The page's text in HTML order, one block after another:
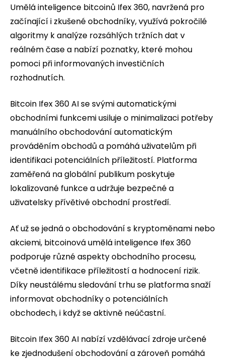
Umělá inteligence bitcoinů Ifex 360, navržená pro
začínající i zkušené obchodníky, využívá pokročilé
algoritmy k analýze rozsáhlých tržních dat v
reálném čase a nabízí poznatky, které mohou
pomoci při informovaných investičních
rozhodnutích.
Bitcoin Ifex 360 AI se svými automatickými
obchodními funkcemi usiluje o minimalizaci potřeby
manuálního obchodování automatickým
prováděním obchodů a pomáhá uživatelům při
identifikaci potenciálních příležitostí. Platforma
zaměřená na globální publikum poskytuje
lokalizované funkce a udržuje bezpečné a
uživatelsky přívětivé obchodní prostředí.
Ať už se jedná o obchodování s kryptoměnami nebo
akciemi, bitcoinová umělá inteligence Ifex 360
podporuje různé aspekty obchodního procesu,
včetně identifikace příležitostí a hodnocení rizik.
Díky neustálému sledování trhu se platforma snaží
informovat obchodníky o potenciálních
obchodech, i když se aktivně neúčastní.
Bitcoin Ifex 360 AI nabízí vzdělávací zdroje určené
ke zjednodušení obchodování a zároveň pomáhá